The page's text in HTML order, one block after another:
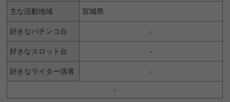
主な活動地域 宮城県
好きなパチンコ台 -
好きなスロット台 -
好きなライター演者 -
-